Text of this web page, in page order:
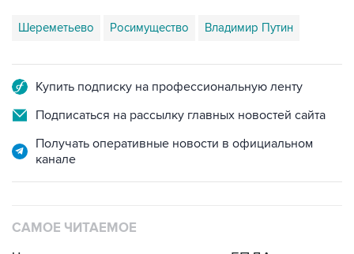
Шереметьево Росимущество Владимир Путин
Купить подписку на профессиональную ленту
Подписаться на рассылку главных новостей сайта
Получать оперативные новости в официальном
канале
САМОЕ ЧИТАЕМОЕ